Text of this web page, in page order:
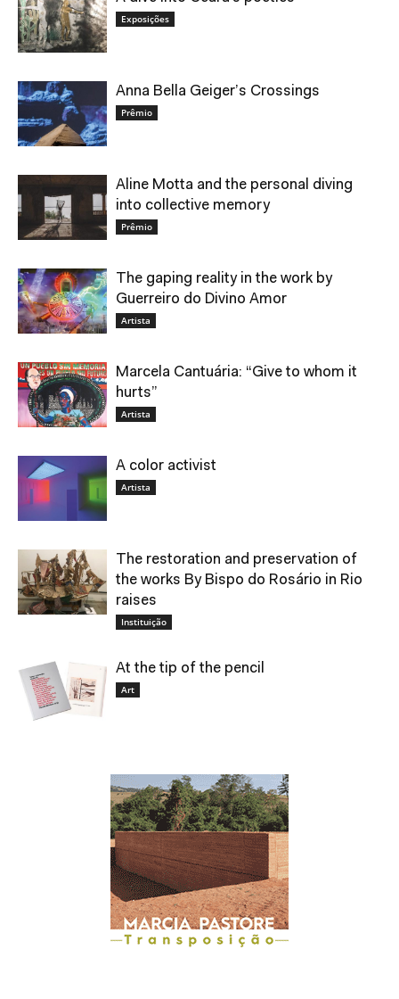
Exposições
Anna Bella Geiger’s Crossings
Prêmio
Aline Motta and the personal diving
into collective memory
Prêmio
The gaping reality in the work by
Guerreiro do Divino Amor
Artista
Marcela Cantuária: “Give to whom it
hurts”
Artista
A color activist
Artista
The restoration and preservation of
the works By Bispo do Rosário in Rio
raises
Instituição
At the tip of the pencil
Art